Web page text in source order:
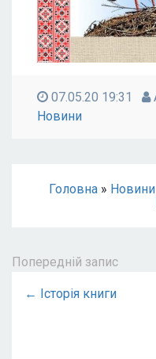
07.05.20 19:31
Новини
Головна » Новини
Попередній запис
← Історія книги